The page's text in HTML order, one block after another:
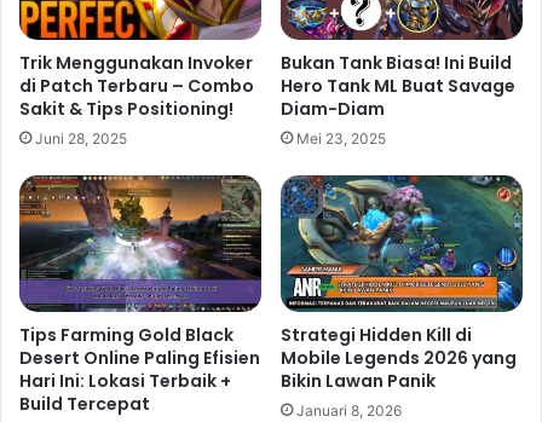
Trik Menggunakan Invoker
di Patch Terbaru – Combo
Sakit & Tips Positioning!
Juni 28, 2025
Bukan Tank Biasa! Ini Build
Hero Tank ML Buat Savage
Diam-Diam
Mei 23, 2025
Tips Farming Gold Black
Desert Online Paling Efisien
Hari Ini: Lokasi Terbaik +
Build Tercepat
Strategi Hidden Kill di
Mobile Legends 2026 yang
Bikin Lawan Panik
Januari 8, 2026